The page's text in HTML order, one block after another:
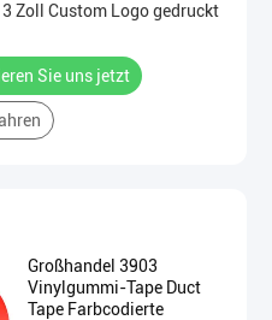
Zoll Custom Logo gedruckt
Sie uns jetzt
Großhandel 3903
Vinylgummi-Tape Duct
Tape Farbcodierte